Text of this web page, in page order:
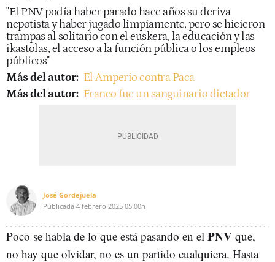
"El PNV podía haber parado hace años su deriva
nepotista y haber jugado limpiamente, pero se hicieron
trampas al solitario con el euskera, la educación y las
ikastolas, el acceso a la función pública o los empleos
públicos"
Más del autor: El Amperio contra Paca
Más del autor: Franco fue un sanguinario dictador
José Gordejuela
Publicada 4 febrero 2025 05:00h
Poco se habla de lo que está pasando en el PNV que,
no hay que olvidar, no es un partido cualquiera. Hasta